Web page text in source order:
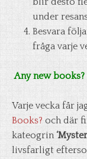
under
Besvara
fråga varje
Any new books?
Varje vecka får
Books? och där
kateogrin
livsfarligt